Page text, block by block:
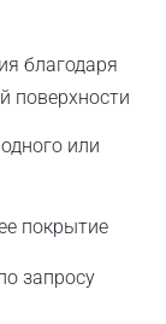
благодаря
поверхности
или
покрытие
запросу